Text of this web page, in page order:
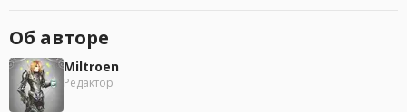
Об авторе
Miltroen
Редактор